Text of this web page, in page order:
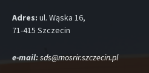
Adres: ul. Wąska 16,
71-415 Szczecin
e-mail:sds@mosrir.szczecin.pl